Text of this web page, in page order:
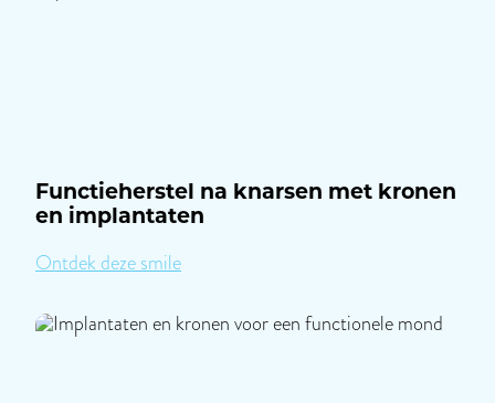
Functieherstel na knarsen met kronen
en implantaten
Ontdek deze smile|
Functieherstel
knarsen
met